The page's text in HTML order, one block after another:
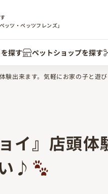
ッツ・ペッツフレンズ」
探す ペットショップを探す
験出来ます。気軽にお家の子と遊
イ』店頭体
♪